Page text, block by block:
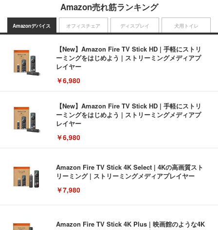
Amazon売れ筋ランキング
Amazonデバイス
【New】Amazon Fire TV Stick HD | 手軽にストリ
ーミングをはじめよう | ストリーミングメディアプ
レイヤー
￥6,980
【New】Amazon Fire TV Stick HD | 手軽にストリ
ーミングをはじめよう | ストリーミングメディアプ
レイヤー
￥6,980
Amazon Fire TV Stick 4K Select | 4Kの高画質スト
リーミング | ストリーミングメディアプレイヤー
￥7,980
Amazon Fire TV Stick 4K Plus | 映画館のような4K
オフィスチェア ディスプレイ 犬用トイレ